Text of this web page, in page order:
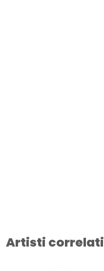
Artisti correlati